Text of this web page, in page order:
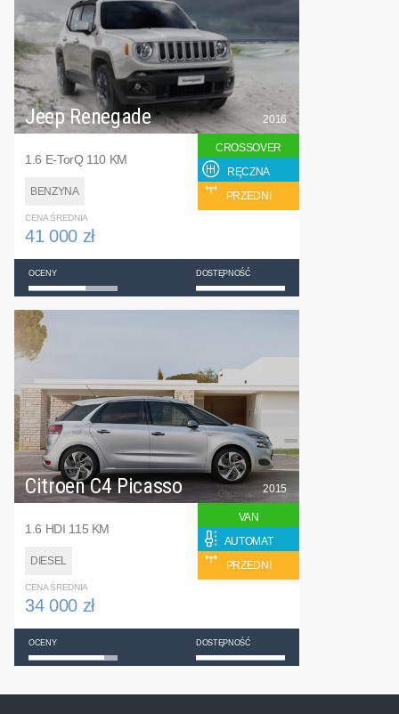
Jeep Renegade
1.6 E-TorQ 110 KM
BENZYNA
2016
CROSSOVER
RĘCZNA
PRZEDNI
CENA ŚREDNIA
41 000 zł
OCENY DOSTĘPNOŚĆ
Citroen C4 Picasso
1.6 HDI 115 KM
DIESEL
2015
VAN
AUTOMAT
PRZEDNI
CENA ŚREDNIA
34 000 zł
OCENY DOSTĘPNOŚĆ